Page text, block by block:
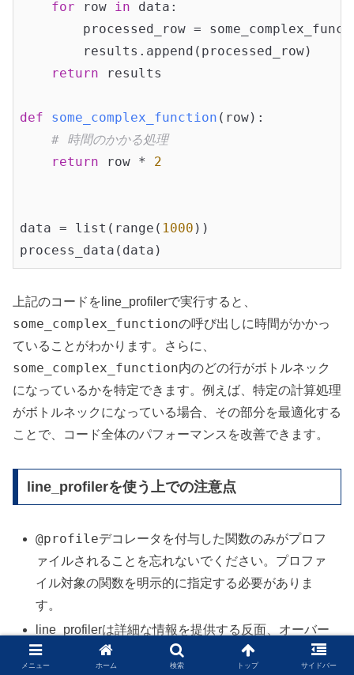
for row in data:
processed_row =
        results.append(processed_row)
return results
def some_complex_function (row) :
# 時間のかかる処理
return row * 2
data = list(range( 1000 ))
process_data(data)
上記のコードをline_profilerで実行すると、
some_complex_functionの呼び出しに時間がかかっ
ていることがわかります。さらに、
some_complex_function内のどの行がボトルネック
になっているかを特定できます。例えば、特定の計算処理
がボトルネックになっている場合、その部分を最適化する
ことで、コード全体のパフォーマンスを改善できます。
line_profilerを使う上での注意点
@profileデコレータを付与した関数のみがプロフ
ァイルされることを忘れないでください。プロファ
イル対象の関数を明示的に指定する必要がありま
す。
line_profilerは詳細な情報を提供する反面、オーバー
ヘッドが大きいです。そのため、本番環境での使用
メニュー ホーム 検索 トップ サイドバー